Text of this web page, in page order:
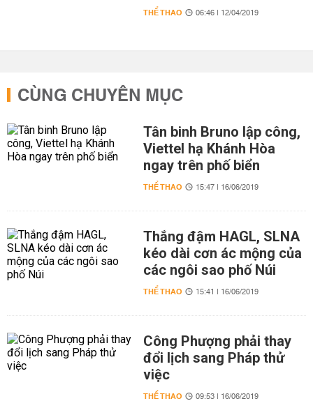
THỂ THAO 06:46 | 12/04/2019
CÙNG CHUYÊN MỤC
Tân binh Bruno lập công,
Viettel hạ Khánh Hòa
ngay trên phố biển
THỂ THAO 15:47 | 16/06/2019
Thắng đậm HAGL, SLNA
kéo dài cơn ác mộng của
các ngôi sao phố Núi
THỂ THAO 15:41 | 16/06/2019
Công Phượng phải thay
đổi lịch sang Pháp thử
việc
THỂ THAO 09:53 | 16/06/2019